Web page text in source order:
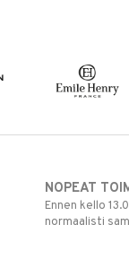
NOPEAT
Ennen kello
normaalisti